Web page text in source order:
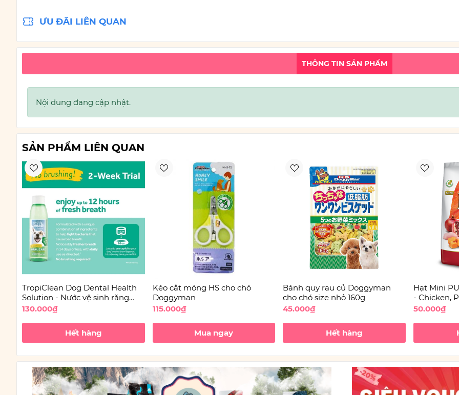
ƯU ĐÃI LIÊN QUAN
THÔNG TIN SẢN PHẨM
Nội dung đang cập nhật.
SẢN PHẨM LIÊN QUAN
TropiClean Dog Dental Health
Solution - Nước vệ sinh răng
miệng cho Chó không vị
130.000₫
Hết hàng
Kéo cắt móng HS cho chó
Doggyman
115.000₫
Mua ngay
Bánh quy rau củ Doggyman
cho chó size nhỏ 160g
45.000₫
Hết hàng
Hạt Mini
- Chicken,
50.000₫